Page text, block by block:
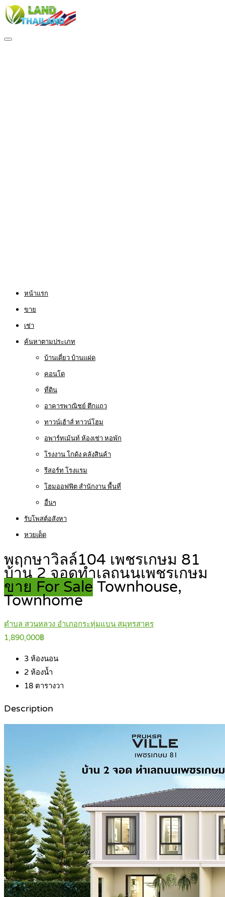
หน้าแรก
ขาย
เช่า
ค้นหาตามประเภท
บ้านเดี่ยว บ้านแฝด
คอนโด
ที่ดิน
อาคารพาณิชย์ ตึกแถว
ทาวน์เฮ้าส์ ทาวน์โฮม
อพาร์ทเม้นท์ ห้องเช่า หอพัก
โรงงาน โกดัง คลังสินค้า
รีสอร์ท โรงแรม
โฮมออฟฟิต สำนักงาน พื้นที่
อื่นๆ
รับโพสต์อสังหา
หวยเด็ด
พฤกษาวิลล์104 เพชรเกษม 81
บ้าน 2 จอดทำเลถนนเพชรเกษม
ขาย For Sale Townhouse,
Townhome
ตำบล สวนหลวง อำเภอกระทุ่มแบน สมุทรสาคร
1,890,000฿
3 ห้องนอน
2 ห้องน้ำ
18 ตารางวา
Description